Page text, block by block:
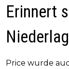
Erinnert
Price wurde